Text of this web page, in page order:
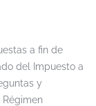
a fin de
del Impuesto a
y